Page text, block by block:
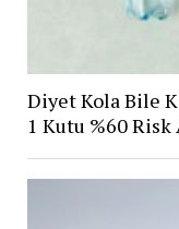
Diyet Kola Bile
1 Kutu %60 Risk